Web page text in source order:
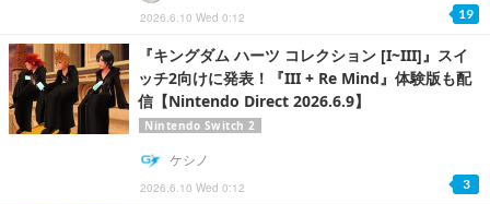
2026.6.10 Wed 0:12 19
『キングダム ハーツ コレクション [I~III]』スイ
ッチ2向けに発表！『III + Re Mind』体験版も配
信【Nintendo Direct 2026.6.9】
Nintendo Switch 2
2026.6.10 Wed 0:12
ケシノ
3